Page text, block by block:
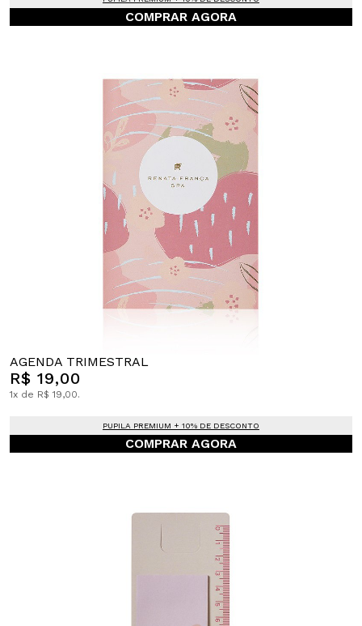
COMPRAR AGORA
AGENDA TRIMESTRAL
R$ 19,00
1x de R$ 19,00.
PUPILA PREMIUM + 10% DE DESCONTO
COMPRAR AGORA